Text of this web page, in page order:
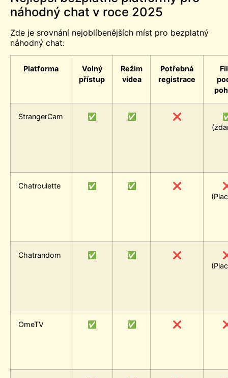
náhodný chat v roce 2025
Zde je srovnání nejoblíbenějších míst pro bezplatný
náhodný chat:
Platforma
Volný
přístup
Režim
videa
Potřebná
registrace
StrangerCam ✅ ✅ ❌
Chatroulette ✅ ✅ ❌
Chatrandom ✅ ✅ ❌
OmeTV ✅ ✅ ❌